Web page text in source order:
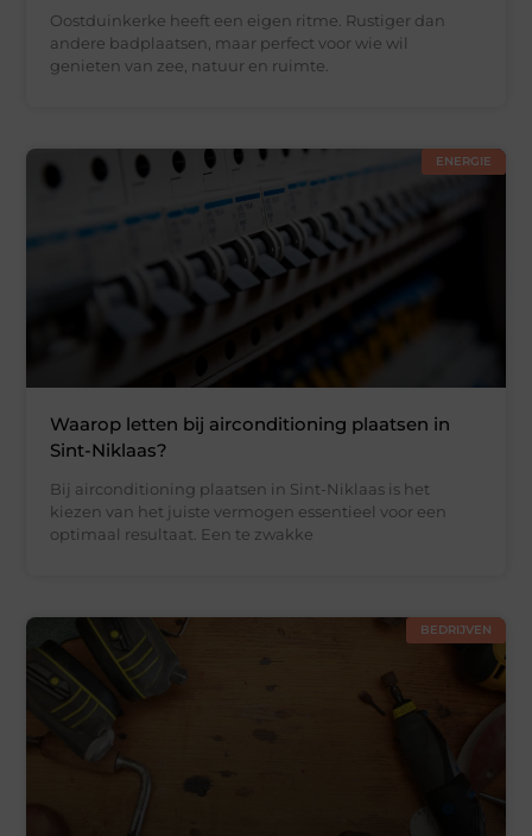
Oostduinkerke heeft een eigen ritme. Rustiger dan
andere badplaatsen, maar perfect voor wie wil
genieten van zee, natuur en ruimte.
ENERGIE
Waarop letten bij airconditioning plaatsen in
Sint-Niklaas?
Bij airconditioning plaatsen in Sint-Niklaas is het
kiezen van het juiste vermogen essentieel voor een
optimaal resultaat. Een te zwakke
BEDRIJVEN